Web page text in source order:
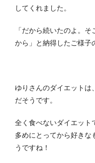
してくれました。
「だから続いたのよ。
から」と納得したご様子
ゆりさんのダイエットは
だそうです。
全く食べないダイエット
多めにとってから好きな
うですね！